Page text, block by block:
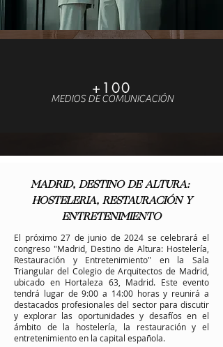
+100
MEDIOS DE COMUNICACIÓN
MADRID, DESTINO DE ALTURA:
HOSTELERIA, RESTAURACIÓN Y
ENTRETENIMIENTO
El próximo 27 de junio de 2024 se celebrará el
congreso "Madrid, Destino de Altura: Hostelería,
Restauración y Entretenimiento" en la Sala
Triangular del Colegio de Arquitectos de Madrid,
ubicado en Hortaleza 63, Madrid. Este evento
tendrá lugar de 9:00 a 14:00 horas y reunirá a
destacados profesionales del sector para discutir
y explorar las oportunidades y desafíos en el
ámbito de la hostelería, la restauración y el
entretenimiento en la capital española.